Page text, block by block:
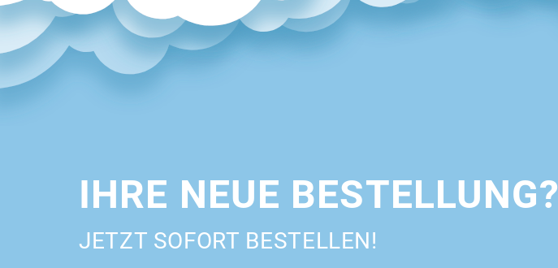
IHRE NEUE BESTELLUNG?
JETZT SOFORT BESTELLEN!